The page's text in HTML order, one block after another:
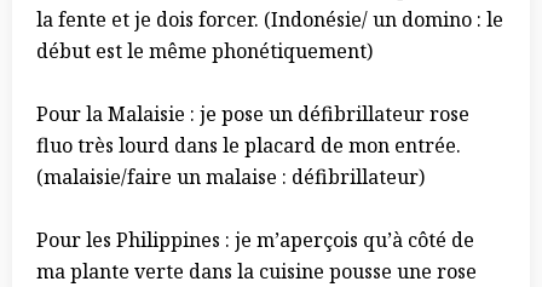
la fente et je dois forcer. (Indonésie/ un domino : le
début est le même phonétiquement)
Pour la Malaisie : je pose un défibrillateur rose
fluo très lourd dans le placard de mon entrée.
(malaisie/faire un malaise : défibrillateur)
Pour les Philippines : je m’aperçois qu’à côté de
ma plante verte dans la cuisine pousse une rose